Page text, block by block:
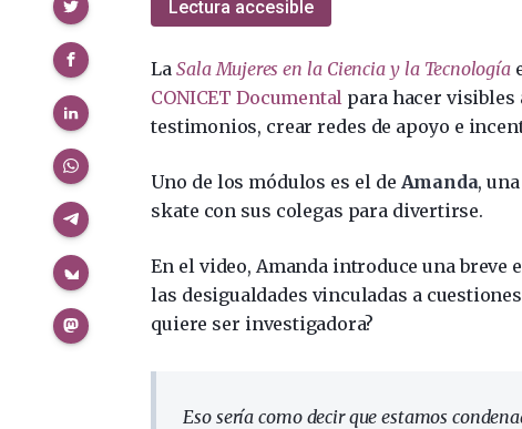
Lectura accesible
LaSala Mujeres en la Ciencia y la Tecnología
CONICET Documental para hacer visibles
testimonios, crear redes de apoyo e
Uno de los módulos es el de Amanda,
skate con sus colegas para divertirse.
En el video, Amanda introduce una
las desigualdades vinculadas a
quiere ser investigadora?
Eso sería como decir que estamos